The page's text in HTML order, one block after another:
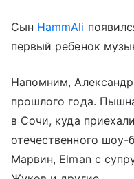
Сын HammAli
первый ребенок
Напомним,
прошлого года.
в Сочи, куда
отечественного
Марвин, Elman с